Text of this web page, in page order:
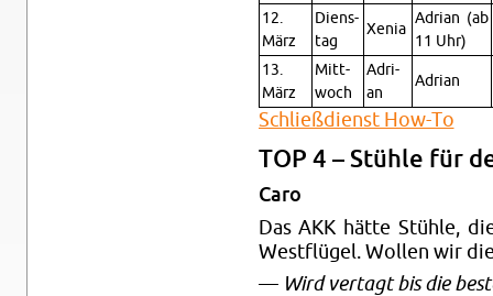
12.
März
Diens­
tag
Xenia
Adri­an (ab
11 Uhr)
13.
März
Mitt­
woch
Adri­
an
Adri­an
Schließ­dienst How-To
TOP 4 – Stüh­le für
Caro
Das AKK hätte Stüh­le,
West­flü­gel. Wol­len wir
— Wird ver­tagt bis die